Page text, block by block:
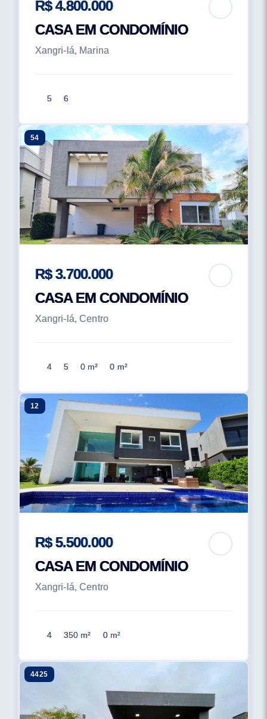
R$ 4.800.000
CASA EM CONDOMÍNIO
Xangri-lá, Marina
5 6
54
R$ 3.700.000
CASA EM CONDOMÍNIO
Xangri-lá, Centro
4 5 0 m² 0 m²
12
R$ 5.500.000
CASA EM CONDOMÍNIO
Xangri-lá, Centro
4 350 m² 0 m²
4425